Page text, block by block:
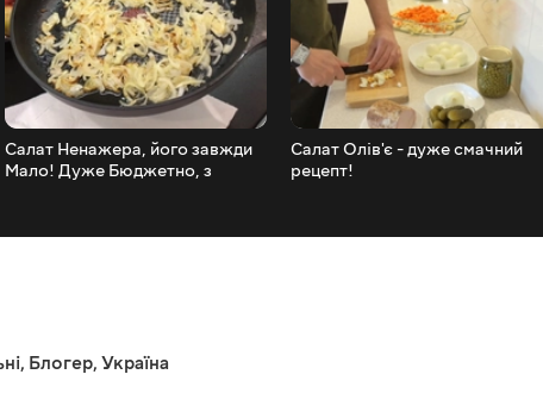
Салат Ненажера, його завжди
Мало! Дуже Бюджетно, з
Салат Олів'є - дуже смачний
рецепт!
, Блогер, Україна